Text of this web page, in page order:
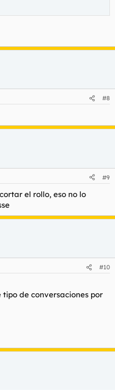
#8
#9
el rollo, eso no lo
#10
tipo de conversaciones por